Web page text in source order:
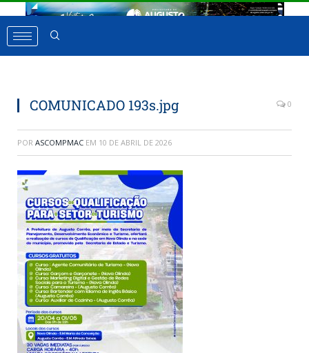
COMUNICADO 193s.jpg 0
POR ASCOMPMAC EM 10 DE ABRIL DE 2026